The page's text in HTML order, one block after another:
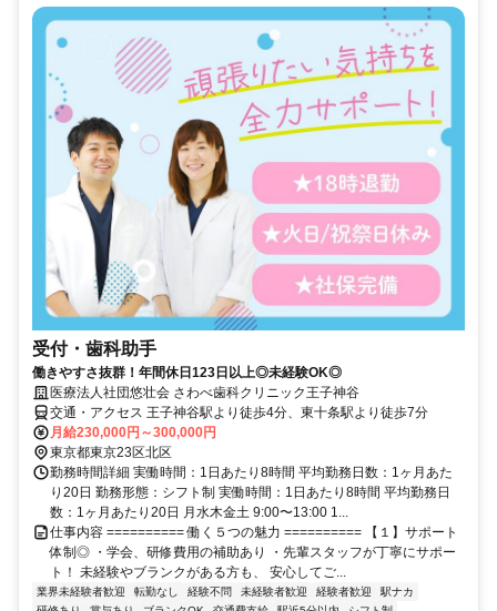
受付・歯科助手
働きやすさ抜群！年間休日123日以上◎未経験OK◎
医療法人社団悠壮会 さわべ歯科クリニック王子神谷
交通・アクセス 王子神谷駅より徒歩4分、東十条駅より徒歩7分
月給230,000円～300,000円
東京都東京23区北区
勤務時間詳細 実働時間：1日あたり8時間 平均勤務日数：1ヶ月あた
り20日 勤務形態：シフト制 実働時間：1日あたり8時間 平均勤務日
数：1ヶ月あたり20日 月水木金土 9:00〜13:00 1...
仕事内容 ========== 働く５つの魅力 ========== 【１】サポート
体制◎ ・学会、研修費用の補助あり ・先輩スタッフが丁寧にサポー
ト！ 未経験やブランクがある方も、 安心してご...
業界未経験者歓迎 転勤なし 経験不問 未経験者歓迎 経験者歓迎
駅ナカ